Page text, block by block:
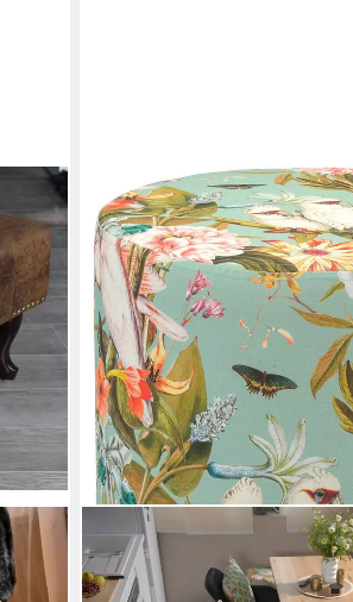
H.O.C.K.
Sitzwürfel H.O.C.K. Botanic
Vögel Blumen very british,